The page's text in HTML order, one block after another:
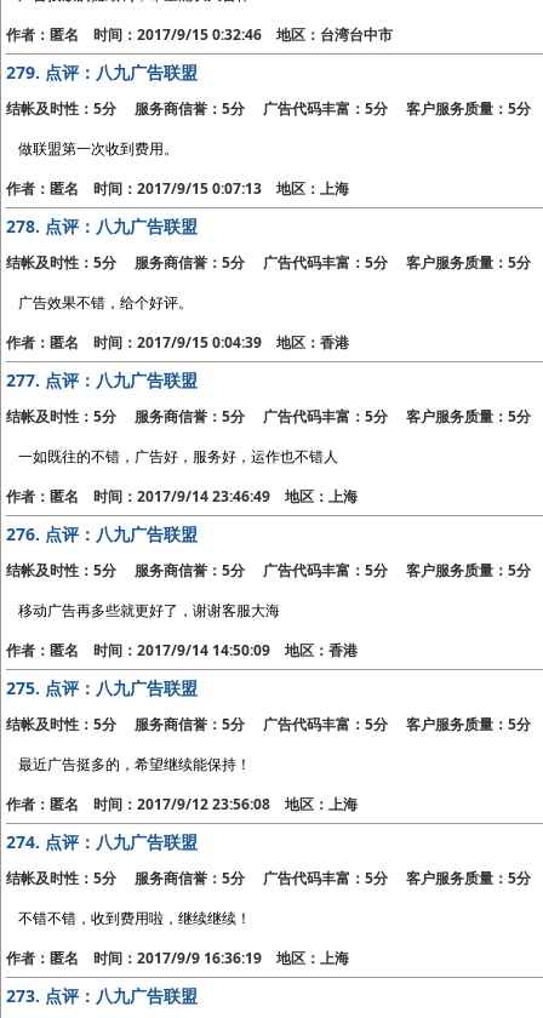
作者：匿名 时间：2017/9/15 0:32:46 地区：台湾台中市
279. 点评：八九广告联盟
结帐及时性：5分 服务商信誉：5分 广告代码丰富：5分 客户服务质量：5分
做联盟第一次收到费用。
作者：匿名 时间：2017/9/15 0:07:13 地区：上海
278. 点评：八九广告联盟
结帐及时性：5分 服务商信誉：5分 广告代码丰富：5分 客户服务质量：5分
广告效果不错，给个好评。
作者：匿名 时间：2017/9/15 0:04:39 地区：香港
277. 点评：八九广告联盟
结帐及时性：5分 服务商信誉：5分 广告代码丰富：5分 客户服务质量：5分
一如既往的不错，广告好，服务好，运作也不错人
作者：匿名 时间：2017/9/14 23:46:49 地区：上海
276. 点评：八九广告联盟
结帐及时性：5分 服务商信誉：5分 广告代码丰富：5分 客户服务质量：5分
移动广告再多些就更好了，谢谢客服大海
作者：匿名 时间：2017/9/14 14:50:09 地区：香港
275. 点评：八九广告联盟
结帐及时性：5分 服务商信誉：5分 广告代码丰富：5分 客户服务质量：5分
最近广告挺多的，希望继续能保持！
作者：匿名 时间：2017/9/12 23:56:08 地区：上海
274. 点评：八九广告联盟
结帐及时性：5分 服务商信誉：5分 广告代码丰富：5分 客户服务质量：5分
不错不错，收到费用啦，继续继续！
作者：匿名 时间：2017/9/9 16:36:19 地区：上海
273. 点评：八九广告联盟